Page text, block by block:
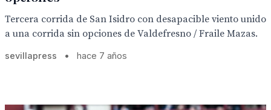
Tercera corrida de San Isidro con desapacible viento unido
a una corrida sin opciones de Valdefresno / Fraile Mazas.
sevillapress • hace 7 años